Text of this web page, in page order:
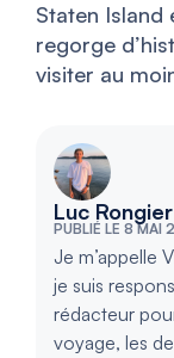
Staten Island
regorge
visiter au
Luc Rongier
PUBLIÉ LE 8 MAI
Je m’appelle
je suis
rédacteur
voyage, les